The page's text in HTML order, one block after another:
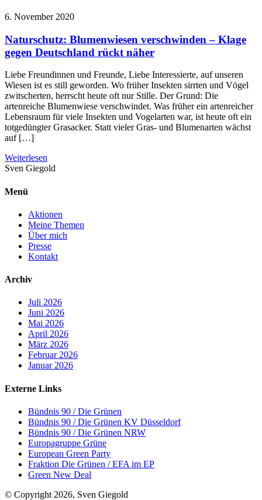
6. November 2020
Naturschutz: Blumenwiesen verschwinden – Klage
gegen Deutschland rückt näher
Liebe Freundinnen und Freunde, Liebe Interessierte, auf unseren
Wiesen ist es still geworden. Wo früher Insekten sirrten und Vögel
zwitscherten, herrscht heute oft nur Stille. Der Grund: Die
artenreiche Blumenwiese verschwindet. Was früher ein artenreicher
Lebensraum für viele Insekten und Vogelarten war, ist heute oft ein
totgedüngter Grasacker. Statt vieler Gras- und Blumenarten wächst
auf […]
Weiterlesen
Sven Giegold
Menü
Aktionen
Meine Themen
Über mich
Presse
Kontakt
Archiv
Juli 2026
Juni 2026
Mai 2026
April 2026
März 2026
Februar 2026
Januar 2026
Externe Links
Bündnis 90 / Die Grünen
Bündnis 90 / Die Grünen KV Düsseldorf
Bündnis 90 / Die Grünen NRW
Europagruppe Grüne
European Green Party
Fraktion Die Grünen / EFA im EP
Green New Deal
© Copyright 2026, Sven Giegold